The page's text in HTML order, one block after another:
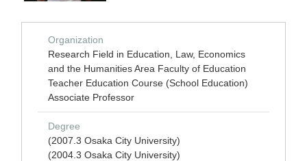
Organization
Research Field in Education, Law, Economics
and the Humanities Area Faculty of Education
Teacher Education Course (School Education)
Associate Professor
Degree
(2007.3 Osaka City University)
(2004.3 Osaka City University)